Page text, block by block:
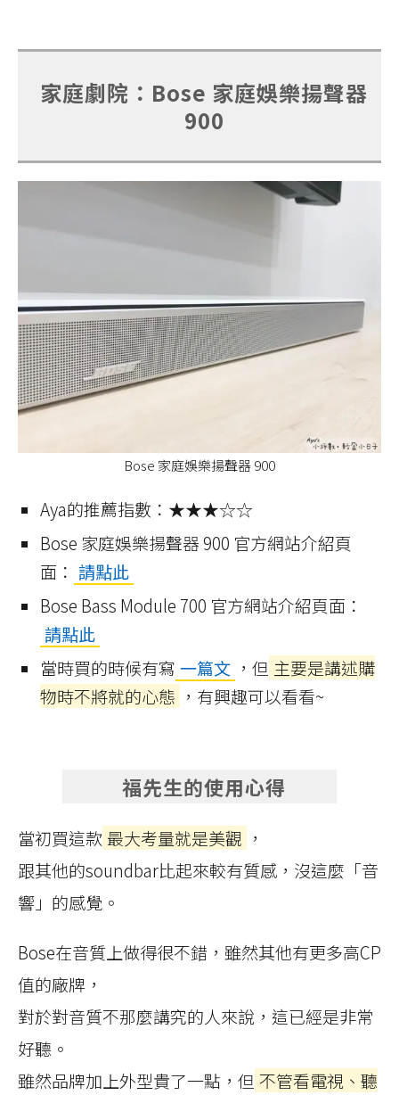
家庭劇院：Bose 家庭娛樂揚聲器
900
Bose 家庭娛樂揚聲器 900
Aya的推薦指數：★★★☆☆
Bose 家庭娛樂揚聲器 900 官方網站介紹頁
面： 請點此
Bose Bass Module 700 官方網站介紹頁面：
請點此
當時買的時候有寫 一篇文 ，但 主要是講述購
物時不將就的心態 ，有興趣可以看看~
福先生的使用心得
當初買這款 最大考量就是美觀 ，
跟其他的soundbar比起來較有質感，沒這麼「音
響」的感覺。
Bose在音質上做得很不錯，雖然其他有更多高CP
值的廠牌，
對於對音質不那麼講究的人來說，這已經是非常
好聽。
雖然品牌加上外型貴了一點，但 不管看電視、聽